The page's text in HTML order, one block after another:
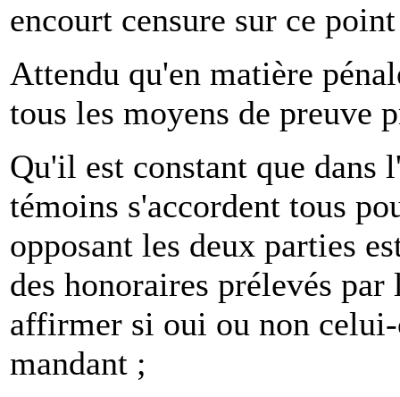
encourt censure sur ce
Attendu qu'en matière
tous les moyens de preuve
Qu'il est constant que dans
témoins s'accordent tous
opposant les deux parties
des honoraires prélevés
affirmer si oui ou non
mandant ;